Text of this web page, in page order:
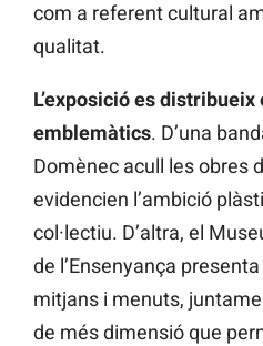
com a referent cultural
qualitat.
L’exposició es
emblemàtics. D’una
Domènec acull les obres
evidencien l’ambició
col·lectiu. D’altra, el
de l’Ensenyança
mitjans i menuts,
de més dimensió que